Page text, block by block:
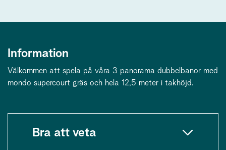
Information
Välkommen att spela på våra 3 panorama dubbelbanor med
mondo supercourt gräs och hela 12,5 meter i takhöjd.
Bra att veta